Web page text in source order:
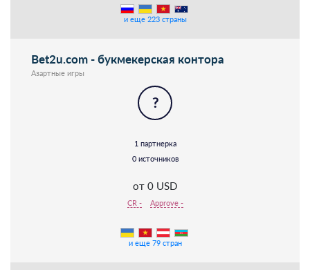
и еще 223 страны
Bet2u.com - букмекерская контора
Азартные игры
?
1 партнерка
0 источников
от 0 USD
CR - Approve -
и еще 79 стран